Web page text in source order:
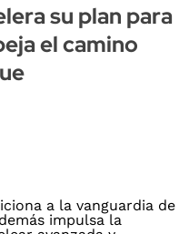
su plan para
el camino